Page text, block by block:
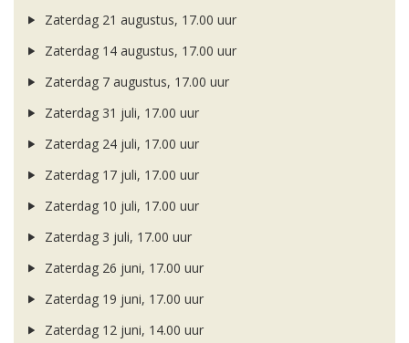
Zaterdag 21 augustus, 17.00 uur
Zaterdag 14 augustus, 17.00 uur
Zaterdag 7 augustus, 17.00 uur
Zaterdag 31 juli, 17.00 uur
Zaterdag 24 juli, 17.00 uur
Zaterdag 17 juli, 17.00 uur
Zaterdag 10 juli, 17.00 uur
Zaterdag 3 juli, 17.00 uur
Zaterdag 26 juni, 17.00 uur
Zaterdag 19 juni, 17.00 uur
Zaterdag 12 juni, 14.00 uur